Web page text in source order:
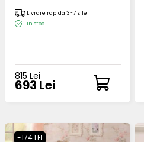
Livrare rapida 3-7 zile
In stoc
815 Lei
693 Lei
-174 LEI